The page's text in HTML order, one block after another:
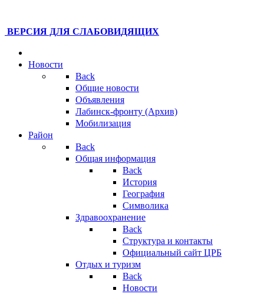
ВЕРСИЯ ДЛЯ СЛАБОВИДЯЩИХ
Новости
Back
Общие новости
Объявления
Лабинск-фронту (Архив)
Мобилизация
Район
Back
Общая информация
Back
История
География
Символика
Здравоохранение
Back
Структура и контакты
Официальный сайт ЦРБ
Отдых и туризм
Back
Новости